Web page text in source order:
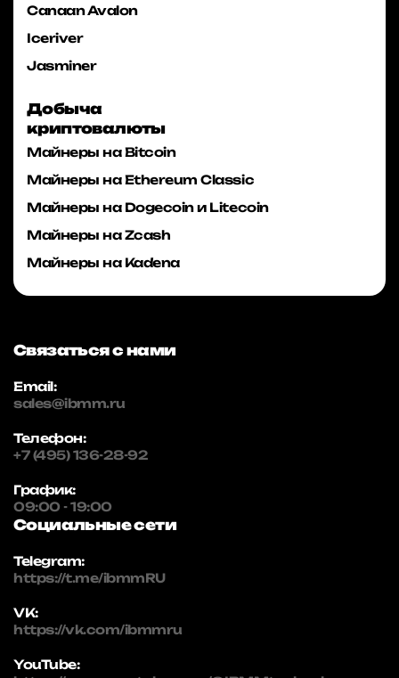
Canaan Avalon
Iceriver
Jasminer
Добыча
криптовалюты
Майнеры на Bitcoin
Майнеры на Ethereum Classic
Майнеры на Dogecoin и Litecoin
Майнеры на Zcash
Майнеры на Kadena
Связаться с нами
Email:
sales@ibmm.ru
Телефон:
+7 (495) 136-28-92
График:
09:00 - 19:00
Социальные сети
Telegram:
https://t.me/ibmmRU
VK:
https://vk.com/ibmmru
YouTube: